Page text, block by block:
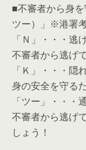
■不審者から身
ツー）」※港署
「Ｎ」・・・逃
不審者から逃げ
「Ｋ」・・・隠
身の安全を守る
「ツー」・・・
不審者から逃げ
しょう！